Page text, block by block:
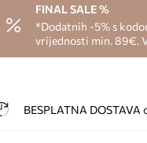
FINAL SALE %
*Dodatnih -5% s
vrijednosti min. 89€.
BESPLATNA DOSTAVA